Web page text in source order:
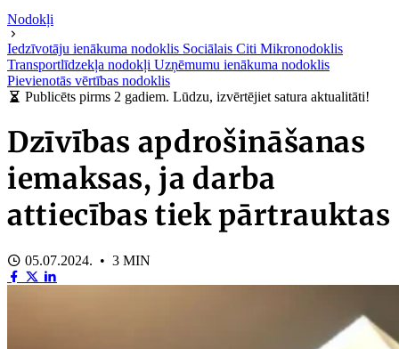
Nodokļi
Iedzīvotāju ienākuma nodoklis Sociālais Citi Mikronodoklis
Transportlīdzekļa nodokļi Uzņēmumu ienākuma nodoklis
Pievienotās vērtības nodoklis
Publicēts pirms 2 gadiem. Lūdzu, izvērtējiet satura aktualitāti!
Dzīvības apdrošināšanas
iemaksas, ja darba
attiecības tiek pārtrauktas
05.07.2024. • 3 MIN